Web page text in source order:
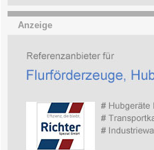
Anzeige